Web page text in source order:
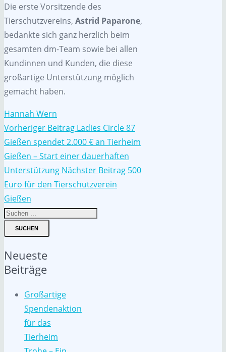
Die erste Vorsitzende des
Tierschutzvereins, Astrid Paparone,
bedankte sich ganz herzlich beim
gesamten dm-Team sowie bei allen
Kundinnen und Kunden, die diese
großartige Unterstützung möglich
gemacht haben.
Hannah Wern
Vorheriger Beitrag Ladies Circle 87
Gießen spendet 2.000 € an Tierheim
Gießen – Start einer dauerhaften
Unterstützung Nächster Beitrag 500
Euro für den Tierschutzverein
Gießen
SUCHEN
Neueste
Beiträge
Großartige
Spendenaktion
für das
Tierheim